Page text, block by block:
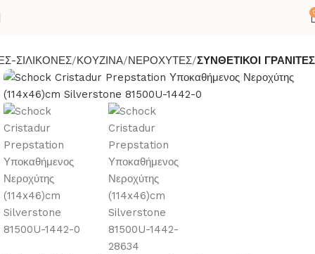
ΣΙΛΙΚΟΝΕΣ ΚΟΥΖΙΝΑ ΝΕΡΟΧΥΤΕΣ ΣΥΝΘΕΤΙΚΟΙ ΓΡΑΝΙΤΕΣ